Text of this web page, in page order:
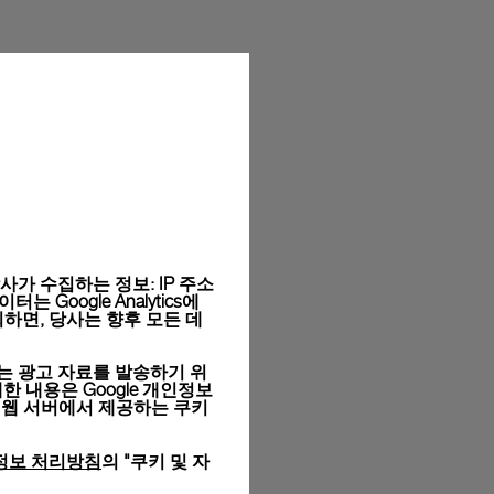
선택하실 수 있습니다.
가 수집하는 정보: IP 주소
터는 Google Analytics에
면, 당사는 향후 모든 데
광고 자료를 발송하기 위
내용은 Google 개인정보
서버에서 제공하는 쿠키
보 처리방침의 "쿠키 및 자